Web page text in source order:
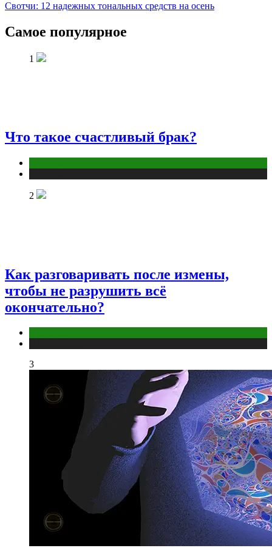
Свотчи: 12 надежных тональных средств на осень
Самое популярное
1
Что такое счастливый брак?
2
Как разговаривать после измены,
чтобы не разрушить всё
окончательно?
3